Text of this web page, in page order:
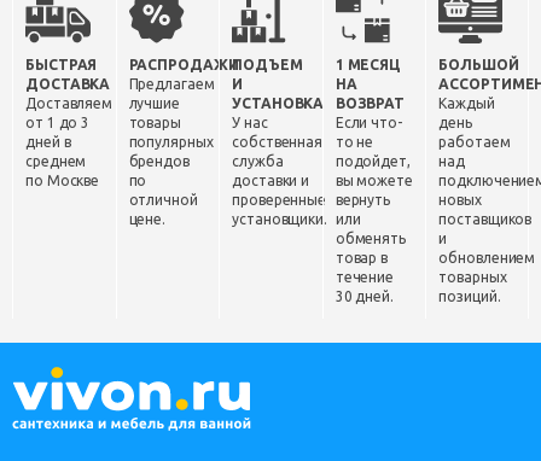
БЫСТРАЯ
ДОСТАВКА
Доставляем
от 1 до 3
дней в
среднем
по Москве
РАСПРОДАЖИ
Предлагаем
лучшие
товары
популярных
брендов
по
отличной
цене.
ПОДЪЕМ
И
УСТАНОВКА
У нас
собственная
служба
доставки и
проверенные
установщики.
1 МЕСЯЦ
НА
ВОЗВРАТ
Если что-
то не
подойдет,
вы можете
вернуть
или
обменять
товар в
течение
30 дней.
БОЛЬШОЙ
Каждый
день
работаем
над
новых
поставщиков
и
обновлением
товарных
позиций.